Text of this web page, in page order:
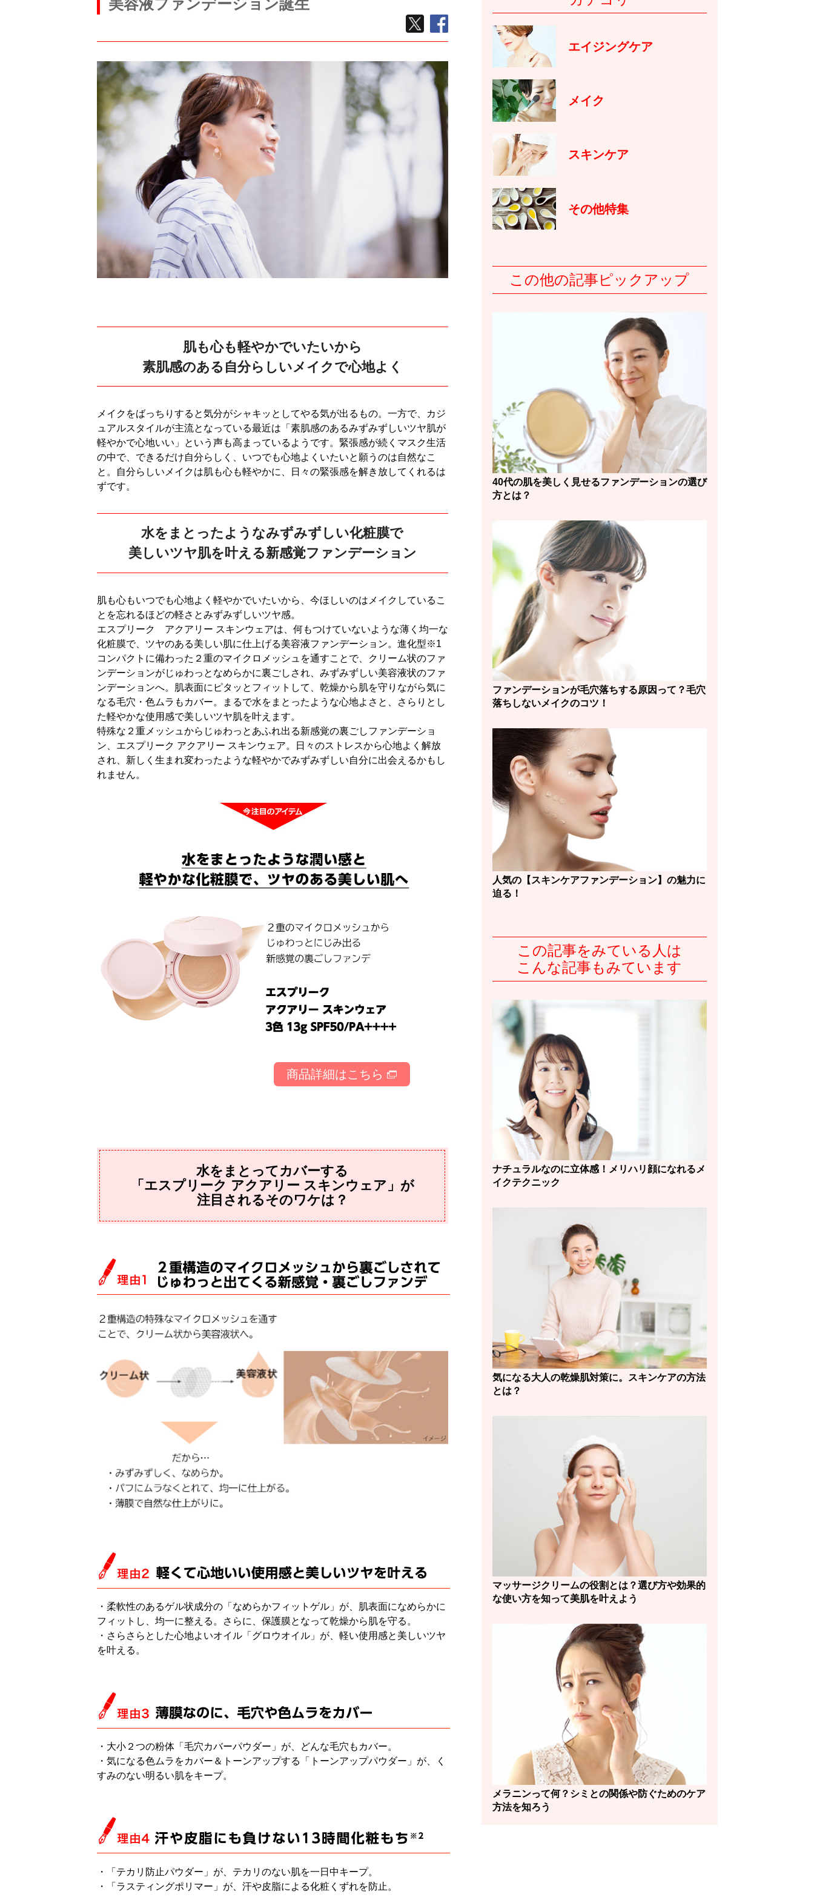
美容液ファンデーション誕生
TWEETする
肌も心も軽やかでいたいから
素肌感のある自分らしいメイクで心地よく
メイクをばっちりすると気分がシャキッとしてやる気が出るもの。一方で、カジ
ュアルスタイルが主流となっている最近は「素肌感のあるみずみずしいツヤ肌が
軽やかで心地いい」という声も高まっているようです。緊張感が続くマスク生活
の中で、できるだけ自分らしく、いつでも心地よくいたいと願うのは自然なこ
と。自分らしいメイクは肌も心も軽やかに、日々の緊張感を解き放してくれるは
ずです。
水をまとったようなみずみずしい化粧膜で
美しいツヤ肌を叶える新感覚ファンデーション
肌も心もいつでも心地よく軽やかでいたいから、今ほしいのはメイクしているこ
とを忘れるほどの軽さとみずみずしいツヤ感。
エスプリーク アクアリー スキンウェアは、何もつけていないような薄く均一な
化粧膜で、ツヤのある美しい肌に仕上げる美容液ファンデーション。進化型※1
コンパクトに備わった２重のマイクロメッシュを通すことで、クリーム状のファ
ンデーションがじゅわっとなめらかに裏ごしされ、みずみずしい美容液状のファ
ンデーションへ。肌表面にピタッとフィットして、乾燥から肌を守りながら気に
なる毛穴・色ムラもカバー。まるで水をまとったような心地よさと、さらりとし
た軽やかな使用感で美しいツヤ肌を叶えます。
特殊な２重メッシュからじゅわっとあふれ出る新感覚の裏ごしファンデーショ
ン、エスプリーク アクアリー スキンウェア。日々のストレスから心地よく解放
され、新しく生まれ変わったような軽やかでみずみずしい自分に出会えるかもし
れません。
商品詳細はこちら
水をまとってカバーする
「エスプリーク アクアリー スキンウェア」が
注目されるそのワケは？
・柔軟性のあるゲル状成分の「なめらかフィットゲル」が、肌表面になめらかに
フィットし、均一に整える。さらに、保護膜となって乾燥から肌を守る。
・さらさらとした心地よいオイル「グロウオイル」が、軽い使用感と美しいツヤ
を叶える。
・大小２つの粉体「毛穴カバーパウダー」が、どんな毛穴もカバー。
・気になる色ムラをカバー＆トーンアップする「トーンアップパウダー」が、く
すみのない明るい肌をキープ。
・「テカリ防止パウダー」が、テカリのない肌を一日中キープ。
・「ラスティングポリマー」が、汗や皮脂による化粧くずれを防止。
エイジングケア
メイク
スキンケア
その他特集
この他の記事ピックアップ
40代の肌を美しく見せるファンデーションの選び
方とは？
ファンデーションが毛穴落ちする原因って？毛穴
落ちしないメイクのコツ！
人気の【スキンケアファンデーション】の魅力に
迫る！
この記事をみている人は
こんな記事もみています
ナチュラルなのに立体感！メリハリ顔になれるメ
イクテクニック
気になる大人の乾燥肌対策に。スキンケアの方法
とは？
マッサージクリームの役割とは？選び方や効果的
な使い方を知って美肌を叶えよう
メラニンって何？シミとの関係や防ぐためのケア
方法を知ろう